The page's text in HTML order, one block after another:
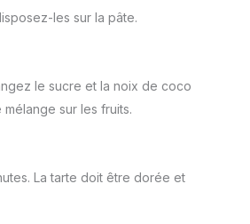
les sur la pâte.
le sucre et la noix de coco
sur les fruits.
La tarte doit être dorée et